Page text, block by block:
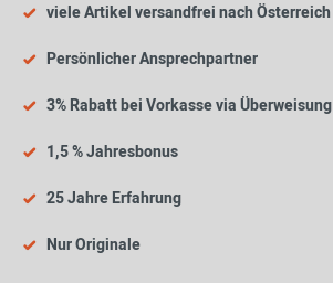
viele Artikel versandfrei nach Österreich
Persönlicher Ansprechpartner
3% Rabatt bei Vorkasse via Überweisung
1,5 % Jahresbonus
25 Jahre Erfahrung
Nur Originale